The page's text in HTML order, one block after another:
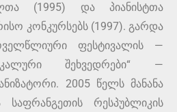
(1995) და პიანისტთა
კონკურსებს (1997). გარდა
ფესტივალის —
შეხვედრები“ —
2005 წელს მანანა
საფრანგეთის რესპუბლიკის